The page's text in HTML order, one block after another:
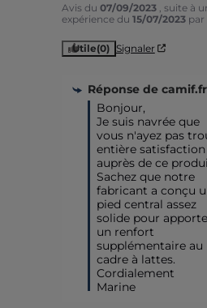
Avis du 07/09/2023
, suite à
expérience du 15/07/2023 par
Utile(0) Signaler
Réponse de camif.fr
Bonjour,
Je suis navrée que
vous n'ayez pas
entière satisfaction
auprès de ce
Sachez que notre
fabricant a conçu
pied central assez
solide pour
un renfort
supplémentaire au
cadre à lattes.
Cordialement
Marine